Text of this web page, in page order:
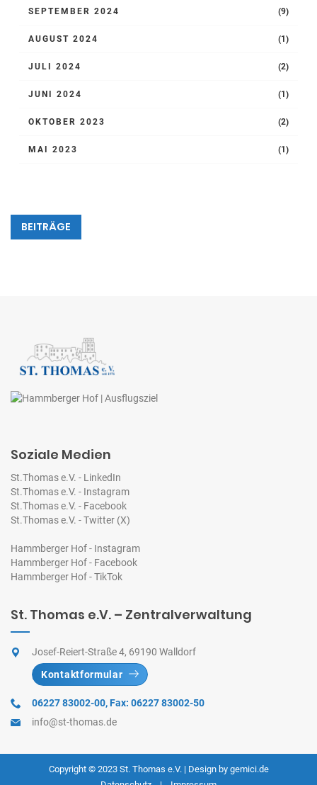
SEPTEMBER 2024 (9)
AUGUST 2024 (1)
JULI 2024 (2)
JUNI 2024 (1)
OKTOBER 2023 (2)
MAI 2023 (1)
BEITRÄGE
Soziale Medien
St.Thomas e.V. - LinkedIn
St.Thomas e.V. - Instagram
St.Thomas e.V. - Facebook
St.Thomas e.V. - Twitter (X)
Hammberger Hof - Instagram
Hammberger Hof - Facebook
Hammberger Hof - TikTok
St. Thomas e.V. – Zentralverwaltung
Josef-Reiert-Straße 4, 69190 Walldorf
Kontaktformular
06227 83002-00,Fax: 06227 83002-50
info@st-thomas.de
Copyright © 2023 St. Thomas e.V. | Design by gemici.de